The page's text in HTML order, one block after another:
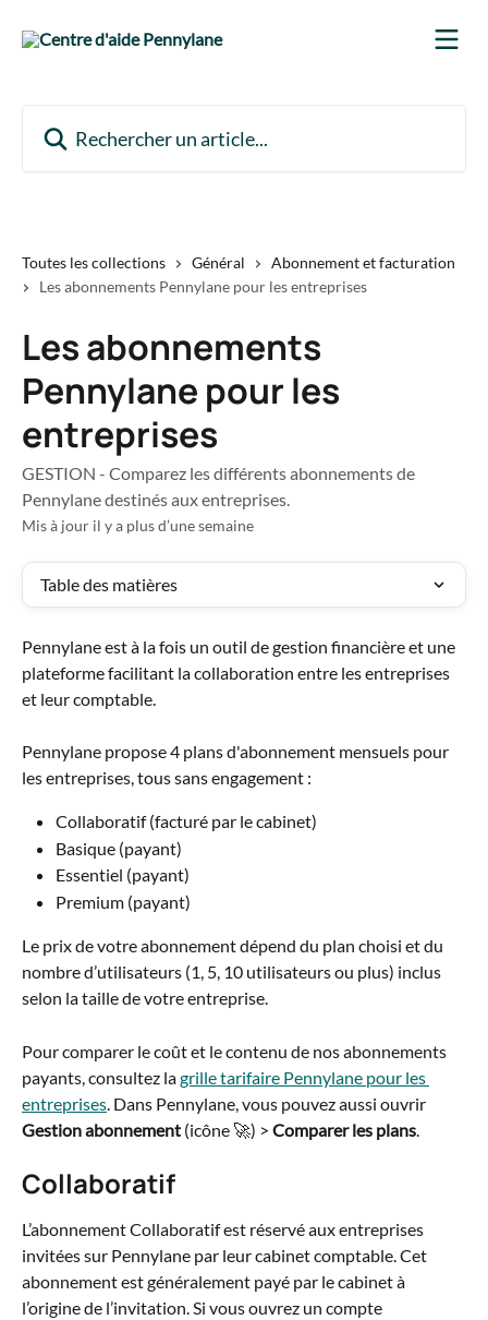
Toutes les collections Général
Abonnement et facturation
Les abonnements Pennylane pour les entreprises
Les abonnements
Pennylane pour les
entreprises
GESTION - Comparez les différents abonnements de
Pennylane destinés aux entreprises.
Mis à jour il y a plus d’une semaine
Table des matières
Pennylane est à la fois un outil de gestion financière et une
plateforme facilitant la collaboration entre les entreprises
et leur comptable.
Pennylane propose 4 plans d'abonnement mensuels pour
les entreprises, tous sans engagement :
Collaboratif (facturé par le cabinet)
Basique (payant)
Essentiel (payant)
Premium (payant)
Le prix de votre abonnement dépend du plan choisi et du
nombre d’utilisateurs (1, 5, 10 utilisateurs ou plus) inclus
selon la taille de votre entreprise.
Pour comparer le coût et le contenu de nos abonnements
payants, consultez la grille tarifaire Pennylane pour les
entreprises. Dans Pennylane, vous pouvez aussi ouvrir
Gestion abonnement (icône 🚀) > Comparer les plans.
Collaboratif
L’abonnement Collaboratif est réservé aux entreprises
invitées sur Pennylane par leur cabinet comptable. Cet
abonnement est généralement payé par le cabinet à
l’origine de l’invitation. Si vous ouvrez un compte